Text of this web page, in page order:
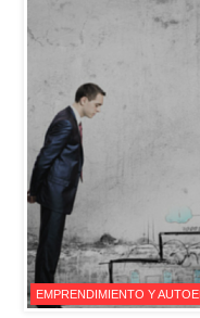
EMPRENDIMIENTO Y